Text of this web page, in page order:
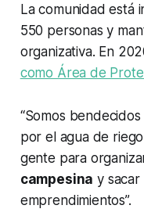
La comunidad está
550 personas y
organizativa. En
como Área de
“Somos
por el agua de
gente para
campesina y sacar
emprendimientos”.